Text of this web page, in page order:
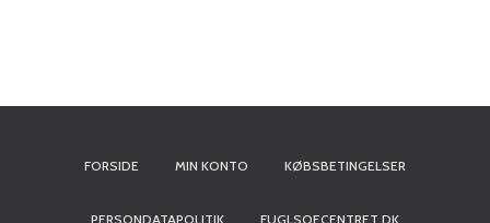
FORSIDE MIN KONTO KØBSBETINGELSER
PERSONDATAPOLITIK FUGLSOECENTRET.DK